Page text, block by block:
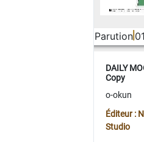
Parution
DAILY
Copy
o-okun
Éditeur :
Studio